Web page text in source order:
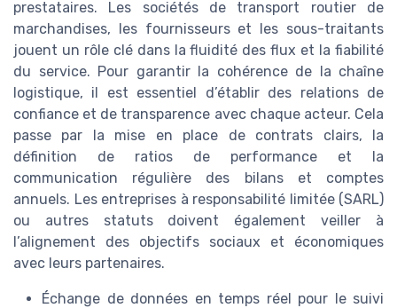
prestataires. Les sociétés de transport routier de
marchandises, les fournisseurs et les sous-traitants
jouent un rôle clé dans la fluidité des flux et la fiabilité
du service. Pour garantir la cohérence de la chaîne
logistique, il est essentiel d’établir des relations de
confiance et de transparence avec chaque acteur. Cela
passe par la mise en place de contrats clairs, la
définition de ratios de performance et la
communication régulière des bilans et comptes
annuels. Les entreprises à responsabilité limitée (SARL)
ou autres statuts doivent également veiller à
l’alignement des objectifs sociaux et économiques
avec leurs partenaires.
Échange de données en temps réel pour le suivi